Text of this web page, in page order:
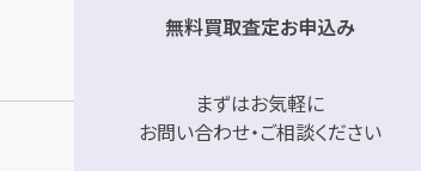
無料買取査定お申込み
まずはお気軽に
お問い合わせ・ご相談ください